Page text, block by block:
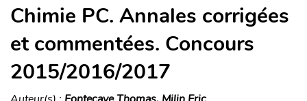
Chimie PC. Annales corrigées
et commentées. Concours
2015/2016/2017